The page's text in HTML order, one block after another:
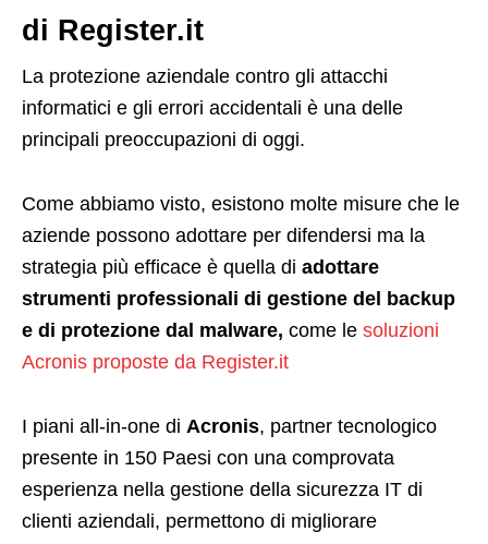
di Register.it
La protezione aziendale contro gli attacchi
informatici e gli errori accidentali è una delle
principali preoccupazioni di oggi.
Come abbiamo visto, esistono molte misure che le
aziende possono adottare per difendersi ma la
strategia più efficace è quella di adottare
strumenti professionali di gestione del backup
e di protezione dal malware, come le soluzioni
Acronis proposte da Register.it
I piani all-in-one di Acronis, partner tecnologico
presente in 150 Paesi con una comprovata
esperienza nella gestione della sicurezza IT di
clienti aziendali, permettono di migliorare